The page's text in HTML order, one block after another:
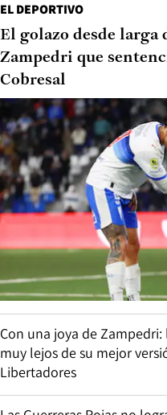
EL DEPORTIVO
El golazo desde larga
Zampedri que
Cobresal
Con una joya de Zampedri:
muy lejos de su mejor
Libertadores